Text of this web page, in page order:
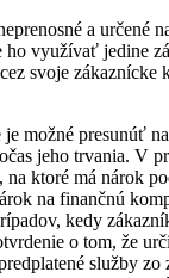
a určené
ho využívať jedine
svoje zákaznícke
možné presunúť
jeho trvania. V
na ktoré má nárok
na finančnú
kedy
o tom, že
služby zo